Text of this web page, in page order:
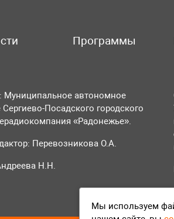
Программы
Муниципальное автономное
Посадского городского
«Радонежье».
Перевозникова О.А.
Н.Н.
Мы используем